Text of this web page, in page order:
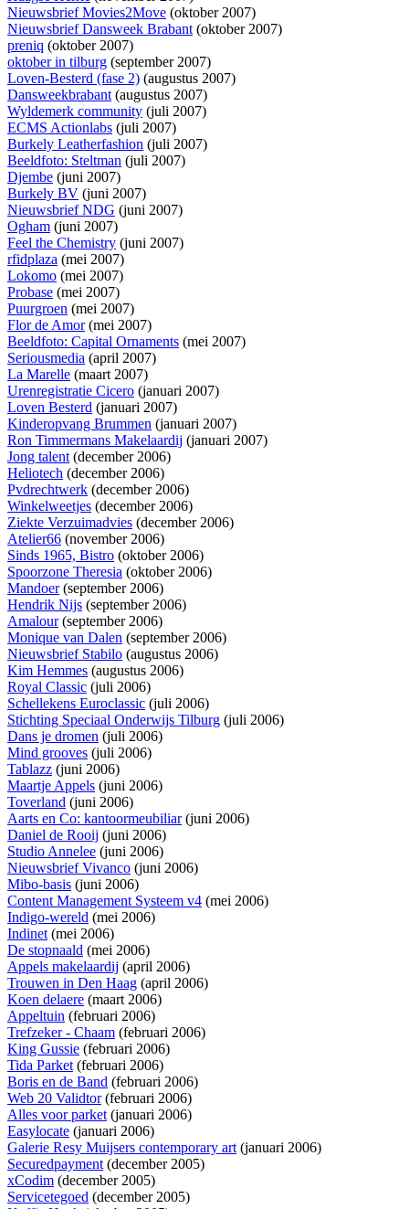
Nieuwsbrief Movies2Move (oktober 2007)
Nieuwsbrief Dansweek Brabant(oktober 2007)
preniq (oktober 2007)
oktober in tilburg (september 2007)
Loven-Besterd (fase 2) (augustus 2007)
Dansweekbrabant(augustus 2007)
Wyldemerk community (juli 2007)
ECMS Actionlabs (juli 2007)
Burkely Leatherfashion (juli 2007)
Beeldfoto: Steltman (juli 2007)
Djembe (juni 2007)
Burkely BV (juni 2007)
Nieuwsbrief NDG (juni 2007)
Ogham (juni 2007)
Feel the Chemistry (juni 2007)
rfidplaza (mei 2007)
Lokomo (mei 2007)
Probase (mei 2007)
Puurgroen (mei 2007)
Flor de Amor(mei 2007)
Beeldfoto: Capital Ornaments (mei 2007)
Seriousmedia (april 2007)
La Marelle (maart 2007)
Urenregistratie Cicero (januari 2007)
Loven Besterd (januari 2007)
Kinderopvang Brummen (januari 2007)
Ron Timmermans Makelaardij (januari 2007)
Jong talent(december 2006)
Heliotech (december 2006)
Pvdrechtwerk (december 2006)
Winkelweetjes (december 2006)
Ziekte Verzuimadvies (december 2006)
Atelier66 (november 2006)
Sinds 1965, Bistro (oktober 2006)
Spoorzone Theresia (oktober 2006)
Mandoer(september 2006)
Hendrik Nijs (september 2006)
Amalour(september 2006)
Monique van Dalen (september 2006)
Nieuwsbrief Stabilo (augustus 2006)
Kim Hemmes (augustus 2006)
Royal Classic (juli 2006)
Schellekens Euroclassic (juli 2006)
Stichting Speciaal Onderwijs Tilburg (juli 2006)
Dans je dromen (juli 2006)
Mind grooves (juli 2006)
Tablazz (juni 2006)
Maartje Appels (juni 2006)
Toverland (juni 2006)
Aarts en Co: kantoormeubiliar(juni 2006)
Daniel de Rooij (juni 2006)
Studio Annelee (juni 2006)
Nieuwsbrief Vivanco (juni 2006)
Mibo-basis (juni 2006)
Content Management Systeem v4 (mei 2006)
Indigo-wereld (mei 2006)
Indinet(mei 2006)
De stopnaald (mei 2006)
Appels makelaardij (april 2006)
Trouwen in Den Haag (april 2006)
Koen delaere (maart 2006)
Appeltuin (februari 2006)
Trefzeker - Chaam (februari 2006)
King Gussie (februari 2006)
Tida Parket(februari 2006)
Boris en de Band (februari 2006)
Web 20 Validtor(februari 2006)
Alles voor parket(januari 2006)
Easylocate (januari 2006)
Galerie Resy Muijsers contemporary art(januari 2006)
Securedpayment(december 2005)
xCodim (december 2005)
Servicetegoed (december 2005)